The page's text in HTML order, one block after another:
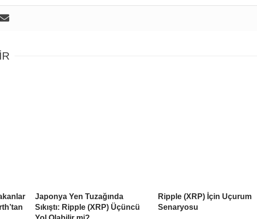
Japonya Yen Tuzağında
Sıkıştı: Ripple (XRP) Üçüncü
Ripple (XRP) İçin Uçurum
Senaryosu